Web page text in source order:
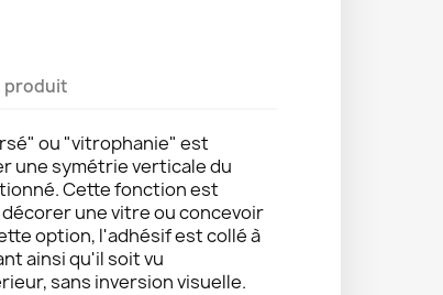
produit
ou "vitrophanie" est
une symétrie verticale du
Cette fonction est
une vitre ou concevoir
option, l'adhésif est collé à
ainsi qu'il soit vu
sans inversion visuelle.